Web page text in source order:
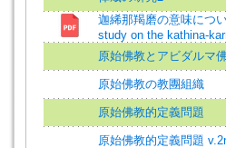
迦絺那羯磨の意味につ
study on the kathina-
原始佛教とアビダルマ
原始佛教の教團組織
原始佛教的定義問題
原始佛教的定義問題